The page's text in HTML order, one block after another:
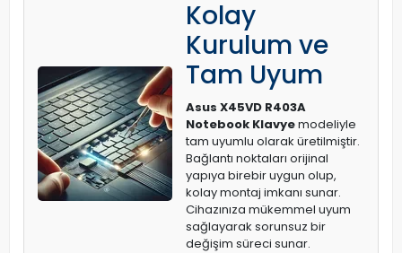
Kolay
Kurulum ve
Tam Uyum
Asus X45VD R403A
Notebook Klavyemodeliyle
tam uyumlu olarak üretilmiştir.
Bağlantı noktaları orijinal
yapıya birebir uygun olup,
kolay montaj imkanı sunar.
Cihazınıza mükemmel uyum
sağlayarak sorunsuz bir
değişim süreci sunar.